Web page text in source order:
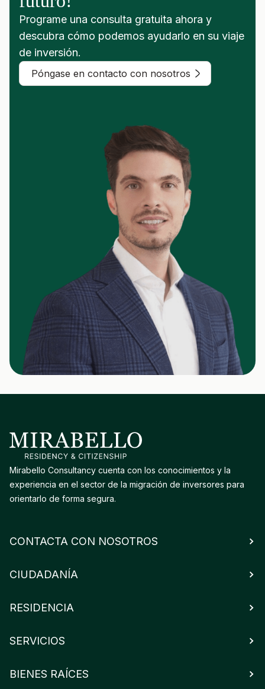
Programe una consulta gratuita ahora y
descubra cómo podemos ayudarlo en su viaje
de inversión.
Póngase en contacto con nosotros
Mirabello Consultancy cuenta con los conocimientos y la
experiencia en el sector de la migración de inversores para
orientarlo de forma segura.
CONTACTA CON NOSOTROS
CIUDADANÍA
RESIDENCIA
SERVICIOS
BIENES RAÍCES